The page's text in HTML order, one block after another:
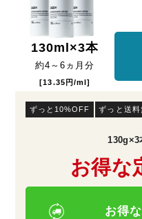
130ml×3本
約4～6 ヵ月分
[13.35円/ml]
ずっと10%OFF ずっと送料
130g×3
お得な
お得